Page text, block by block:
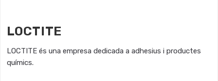
LOCTITE
LOCTITE és una empresa dedicada a adhesius i productes
químics.